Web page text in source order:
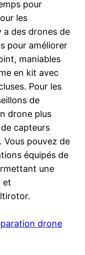
pour
les
des drones de
pour améliorer
maniables
en kit avec
Pour les
de
drone plus
capteurs
Vous pouvez de
équipés de
une
et
drone